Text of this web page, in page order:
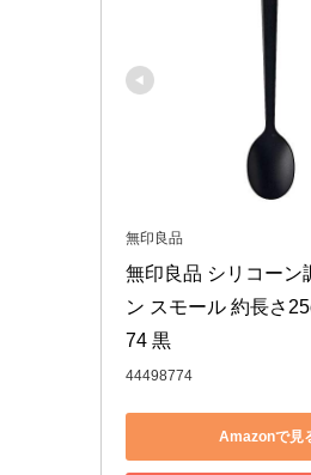
無印良品
無印良品 シリコーン
ン スモール 約長さ
74 黒
44498774
Amazonで見